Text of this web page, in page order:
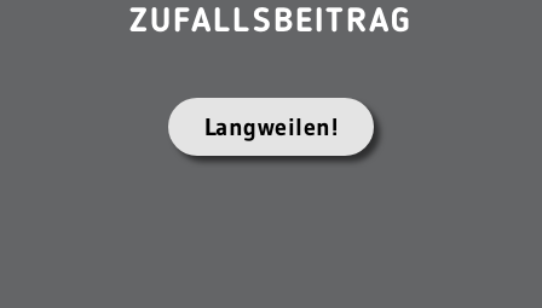
ZUFALLSBEITRAG
Langweilen!